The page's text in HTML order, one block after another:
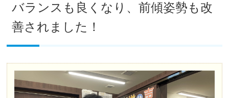
バランスも良くなり、前傾姿勢も改
善されました！